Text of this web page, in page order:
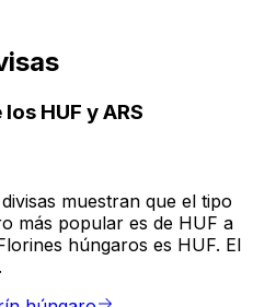
HUF y ARS
muestran que el tipo
más popular es de HUF a
húngaros es HUF. El